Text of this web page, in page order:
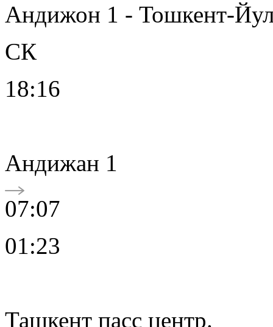
Андижон 1 - Тошкент-
СК
18:16
Андижан 1
07:07
01:23
Ташкент пасс центр.